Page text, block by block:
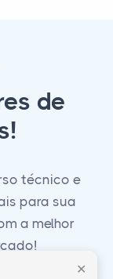
de
técnico e
para sua
a melhor
✕